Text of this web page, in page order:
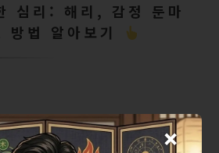
심리: 해리, 감정 둔마
방법 알아보기
×